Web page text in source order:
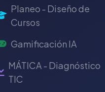
Planeo - Diseño de
Cursos
Gamificación IA
MÁTICA - Diagnóstico
TIC